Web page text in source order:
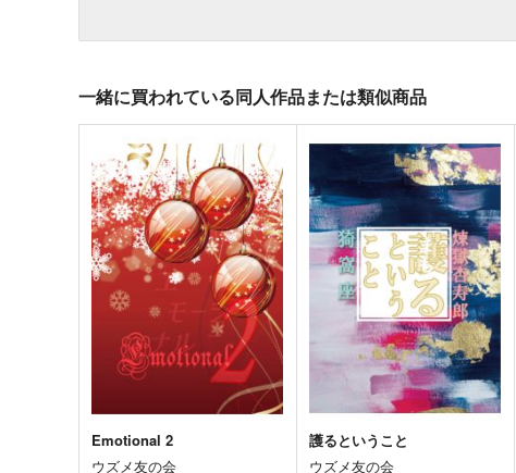
一緒に買われている同人作品または類似商品
Emotional 2
ウズメ友の会
護るということ
ウズメ友の会